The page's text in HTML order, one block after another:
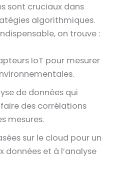
sont cruciaux dans
algorithmiques.
on trouve :
IoT pour mesurer
de données qui
des corrélations
mesures.
sur le cloud pour un
données et à l’analyse